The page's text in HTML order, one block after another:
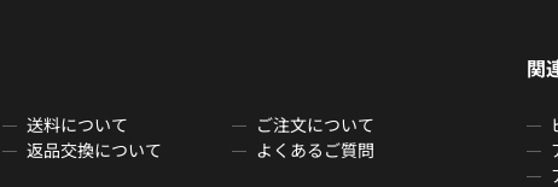
送料について
ご注文について
返品交換について よくあるご質問
関